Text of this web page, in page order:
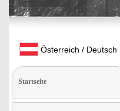
Österreich / Deutsch
Startseite